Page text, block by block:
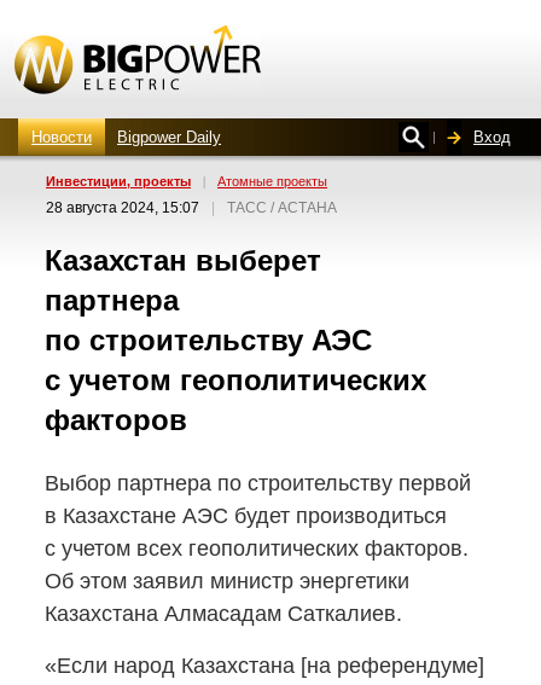
Новости Bigpower Daily Вход
Инвестиции, проекты | Атомные проекты
28 августа 2024, 15:07 ТАСС / АСТАНА
Казахстан выберет
партнера
по строительству АЭС
с учетом геополитических
факторов
Выбор партнера по строительству первой
в Казахстане АЭС будет производиться
с учетом всех геополитических факторов.
Об этом заявил министр энергетики
Казахстана Алмасадам Саткалиев.
«Если народ Казахстана [на референдуме]